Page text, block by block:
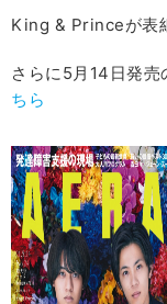
King & Princeが表
さらに5月14日発売
ちら